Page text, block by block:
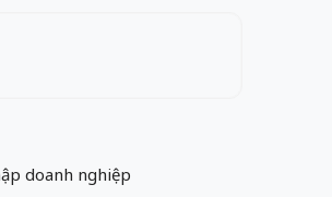
doanh nghiệp